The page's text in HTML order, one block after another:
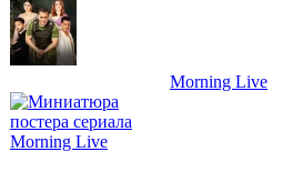
Morning Live